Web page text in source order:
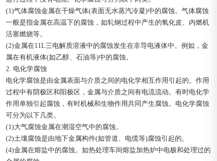
(1)气体腐蚀金属在干燥气体(表面无水蒸汽冷凝)中的腐蚀。气体腐蚀
一般是指金属在高温下的腐蚀，如轧钢过程中产生的氧化皮、内燃机
活塞燃烧等。
(2)金属在11L三电解质溶液中的腐蚀发生在非导电液体中。例如，金
属在有机液体(如乙醇、石油等)中的腐蚀。
2. 电化学腐蚀
电化学腐蚀是由金属表面与介质之间的电化学相互作用引起的。作用
过程中有阴极区和阳极区，金属与介质之间有电流流动。有时电化学
作用单独引起腐蚀，有时机械和生物作用共同产生腐蚀。电化学腐蚀
可分为以下几类。
(1)大气腐蚀金属在潮湿空气中的腐蚀。
(2)土壤腐蚀是由地下金属构件(如管道、电缆等)腐蚀引起的。
(4)金属在熔盐中的腐蚀。如热处理车间熔盐加热炉中电极和处理过的